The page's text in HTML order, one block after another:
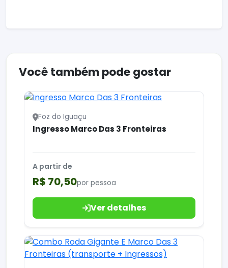
Você também pode gostar
Foz do Iguaçu
Ingresso Marco Das 3 Fronteiras
A partir de
R$ 70,50por pessoa
Ver detalhes